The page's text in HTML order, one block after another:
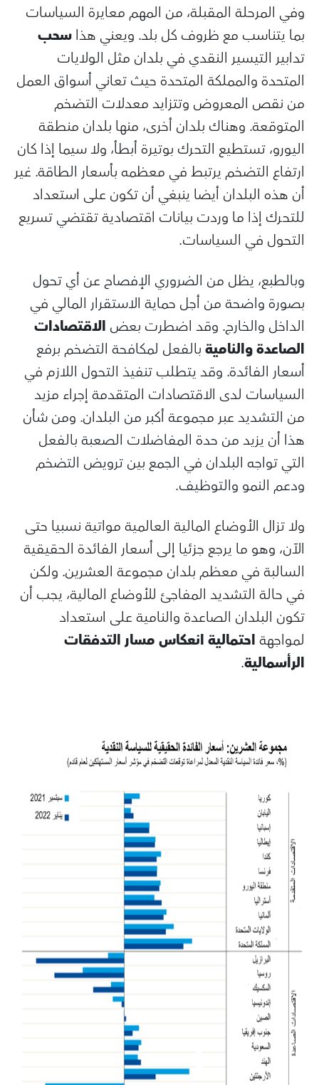
وفي المرحلة المقبلة، من المهم معايرة السياسات
بما يتناسب مع ظروف كل بلد. ويعني هذاسحب
تدابير التيسير النقدي في بلدان مثل الولايات
المتحدة والمملكة المتحدة حيث تعاني أسواق العمل
من نقص المعروض وتتزايد معدلات التضخم
المتوقعة. وهناك بلدان أخرى، منها بلدان منطقة
اليورو، تستطيع التحرك بوتيرة أبطأ، ولا سيما إذا كان
ارتفاع التضخم يرتبط في معظمه بأسعار الطاقة. غير
أن هذه البلدان أيضا ينبغي أن تكون على استعداد
للتحرك إذا ما وردت بيانات اقتصادية تقتضي تسريع
التحول في السياسات.
وبالطبع، يظل من الضروري الإفصاح عن أي تحول
بصورة واضحة من أجل حماية الاستقرار المالي في
الداخل والخارج. وقد اضطرت بعض الاقتصادات
الصاعدة والناميةبالفعل لمكافحة التضخم برفع
أسعار الفائدة. وقد يتطلب تنفيذ التحول اللازم في
السياسات لدى الاقتصادات المتقدمة إجراء مزيد
من التشديد عبر مجموعة أكبر من البلدان. ومن شأن
هذا أن يزيد من حدة المفاضلات الصعبة بالفعل
التي تواجه البلدان في الجمع بين ترويض التضخم
ودعم النمو والتوظيف.
ولا تزال الأوضاع المالية العالمية مواتية نسبيا حتى
الآن، وهو ما يرجع جزئيا إلى أسعار الفائدة الحقيقية
السالبة في معظم بلدان مجموعة العشرين. ولكن
في حالة التشديد المفاجئ للأوضاع المالية، يجب أن
تكون البلدان الصاعدة والنامية على استعداد
لمواجهةاحتمالية انعكاس مسار التدفقات
الرأسمالية.